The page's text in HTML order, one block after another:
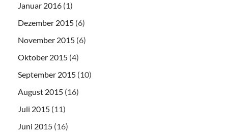
Januar 2016 (1)
Dezember 2015 (6)
November 2015 (6)
Oktober 2015 (4)
September 2015 (10)
August 2015 (16)
Juli 2015 (11)
Juni 2015 (16)